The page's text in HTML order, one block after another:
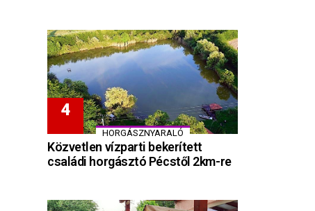
HORGÁSZNYARALÓ
Közvetlen vízparti bekerített
családi horgásztó Pécstől 2km-re